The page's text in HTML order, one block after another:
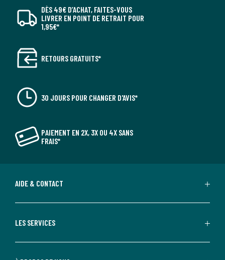
DÈS 49€ D’ACHAT, FAITES-VOUS
LIVRER EN POINT DE RETRAIT POUR
1,95€*
RETOURS GRATUITS*
30 JOURS POUR CHANGER D'AVIS*
PAIEMENT EN 2X, 3X OU 4X SANS
FRAIS*
AIDE & CONTACT
LES SERVICES